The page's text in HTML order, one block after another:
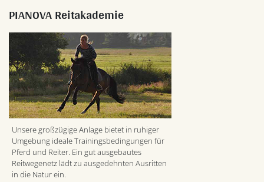
PIANOVA Reitakademie
Unsere großzügige Anlage bietet in ruhiger
Umgebung ideale Trainingsbedingungen für
Pferd und Reiter. Ein gut ausgebautes
Reitwegenetz lädt zu ausgedehnten Ausritten
in die Natur ein.